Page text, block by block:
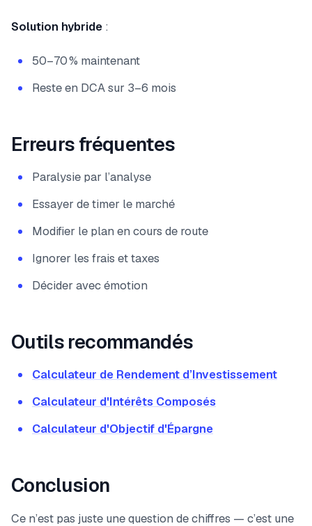
Solution hybride :
50–70 % maintenant
Reste en DCA sur 3–6 mois
Erreurs fréquentes
Paralysie par l’analyse
Essayer de timer le marché
Modifier le plan en cours de route
Ignorer les frais et taxes
Décider avec émotion
Outils recommandés
Calculateur de Rendement d’Investissement
Calculateur d'Intérêts Composés
Calculateur d'Objectif d'Épargne
Conclusion
Ce n’est pas juste une question de chiffres — c’est une